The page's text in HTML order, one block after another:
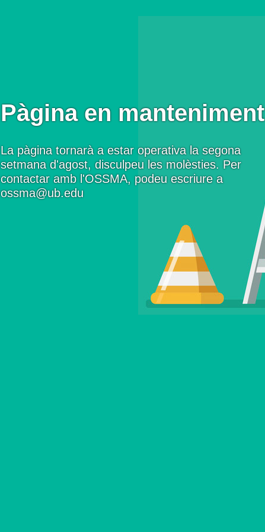
Pàgina en manteniment
La pàgina tornarà a estar operativa la segona
setmana d'agost, disculpeu les molèsties. Per
contactar amb l'OSSMA, podeu escriure a
ossma@ub.edu